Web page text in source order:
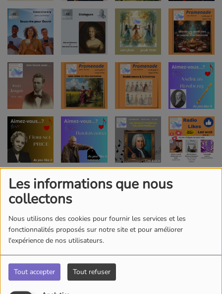
Les informations que nous
collectons
Nous utilisons des cookies pour fournir les services et les
fonctionnalités proposés sur notre site et pour améliorer
l'expérience de nos utilisateurs.
Tout accepter Tout refuser